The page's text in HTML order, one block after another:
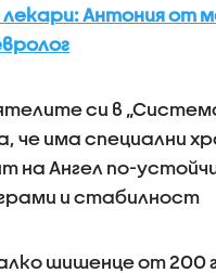
Антония от
си в
че има специални
на Ангел по-
и стабилност
шишенце от 200